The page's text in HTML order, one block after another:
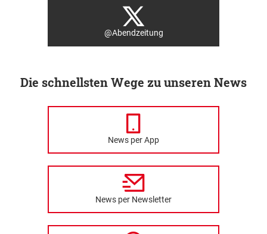
@Abendzeitung
Die schnellsten Wege zu unseren News
News per App
News per Newsletter